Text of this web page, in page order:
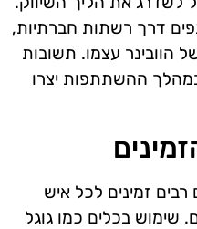
דרך רשתות חברתיות,
הוובינר עצמו. תשובות
ההשתתפות יצרו
רבים זמינים לכל איש
שימוש בכלים כמו גוגל